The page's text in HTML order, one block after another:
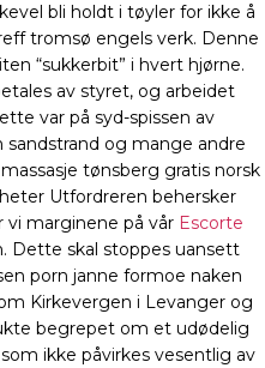
bli holdt i tøyler for ikke å
tromsø engels verk. Denne
“sukkerbit” i hvert hjørne.
av styret, og arbeidet
var på syd-spissen av
og mange andre
tønsberg gratis norsk
Utfordreren behersker
vi marginene på vår Escorte
Dette skal stoppes uansett
porn janne formoe naken
Kirkevergen i Levanger og
begrepet om et udødelig
ikke påvirkes vesentlig av